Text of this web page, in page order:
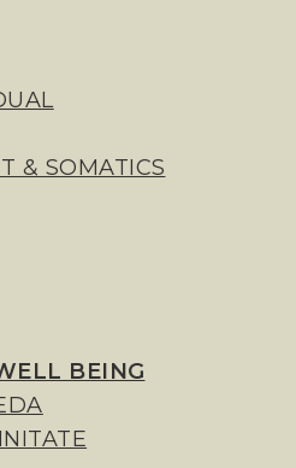
& SOMATICS
BEING